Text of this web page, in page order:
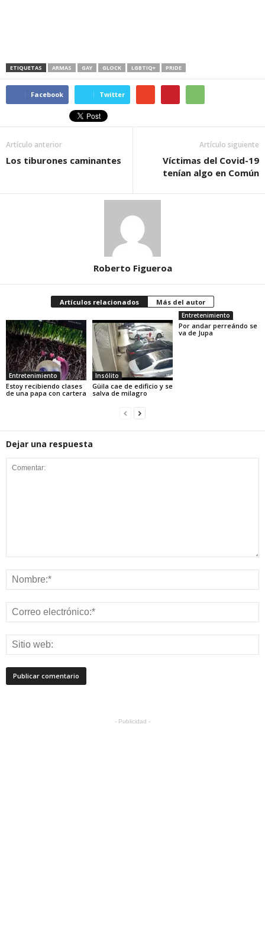
ETIQUETAS ARMAS GAY GLOCK LGBTIQ+ PRIDE
Facebook Twitter
Artículo anterior
Los tiburones caminantes
Artículo siguiente
Víctimas del Covid-19
tenían algo en Común
Roberto Figueroa
Artículos relacionados Más del autor
Entretenimiento
Estoy recibiendo clases
de una papa con cartera
Insólito
Güila cae de edificio y se
salva de milagro
Entretenimiento
Por andar perreándo se
va de Jupa
Dejar una respuesta
- Publicidad -